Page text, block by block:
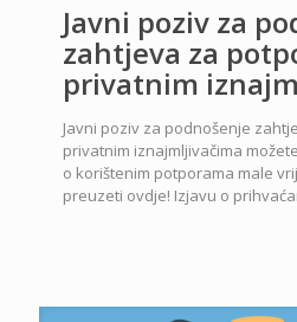
Javni poziv za
zahtjeva za
privatnim
Javni poziv za podnošenje
privatnim iznajmljivačima
o korištenim potporama male
preuzeti ovdje! Izjavu o